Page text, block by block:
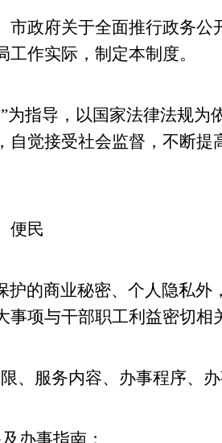
政府关于全面推行政务公
作实际，制定本制度。
为指导，以国家法律法规
自觉接受社会监督，不断
便民
护的商业秘密、个人隐私
项与干部职工利益密切相
、服务内容、办事程序、
办事指南；